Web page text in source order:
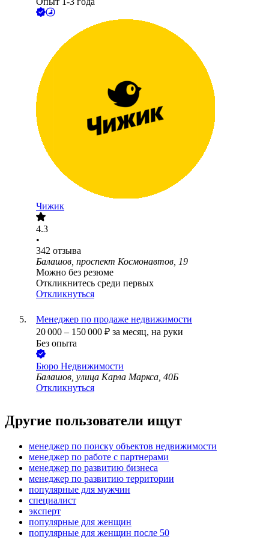
Чижик
4.3
•
342 отзыва
Балашов, проспект Космонавтов, 19
Можно без резюме
Откликнитесь среди первых
Откликнуться
Менеджер по продаже недвижимости
20 000 – 150 000 ₽ за месяц, на руки
Без опыта
Бюро Недвижимости
Балашов, улица Карла Маркса, 40Б
Откликнуться
Другие пользователи ищут
менеджер по поиску объектов недвижимости
менеджер по работе с партнерами
менеджер по развитию бизнеса
менеджер по развитию территории
популярные для мужчин
специалист
эксперт
популярные для женщин
популярные для женщин после 50